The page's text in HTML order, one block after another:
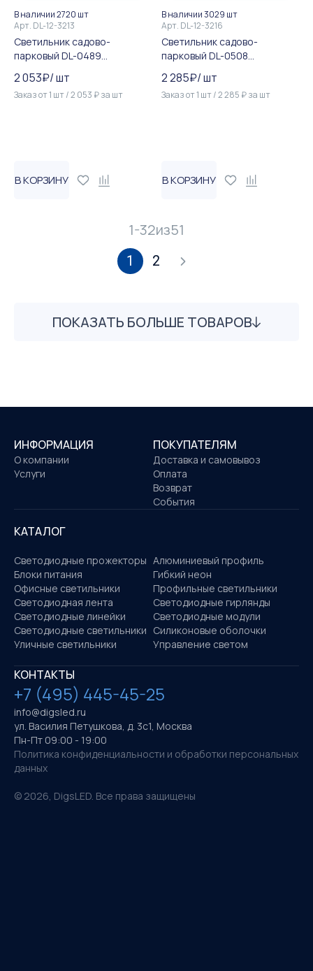
В наличии 2720 шт
Арт. DL-12-3213
Светильник садово-
парковый DL-0489
2 053₽/шт
Заказ от1 шт/2 053 ₽за шт
В КОРЗИНУ
В наличии 3029 шт
Арт. DL-12-3216
Светильник садово-
парковый DL-0508
2 285₽/шт
Заказ от1 шт/2 285 ₽за шт
В КОРЗИНУ
1-32из51
1 2
ПОКАЗАТЬ БОЛЬШЕ ТОВАРОВ
ИНФОРМАЦИЯ
О компании
Услуги
ПОКУПАТЕЛЯМ
Доставка и самовывоз
Оплата
Возврат
События
КАТАЛОГ
Светодиодные прожекторы Алюминиевый профиль
Блоки питания
Гибкий неон
Офисные светильники
Профильные светильники
Светодиодная лента
Светодиодные гирлянды
Светодиодные линейки
Светодиодные модули
Светодиодные светильники Силиконовые оболочки
Уличные светильники
Управление светом
КОНТАКТЫ
+7 (495) 445-45-25
info@digsled.ru
ул. Василия Петушкова, д. 3с1, Москва
Пн-Пт 09:00 - 19:00
Политика конфиденциальности и обработки персональных
данных
© 2026, DigsLED. Все права защищены